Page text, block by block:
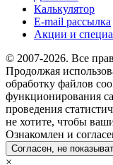
Калькулятор
E-mail рассылка
Акции и
© 2007-2026. Все
Продолжая
обработку файлов
функционирования
проведения
не хотите, чтобы
Ознакомлен и
Согласен, не
×